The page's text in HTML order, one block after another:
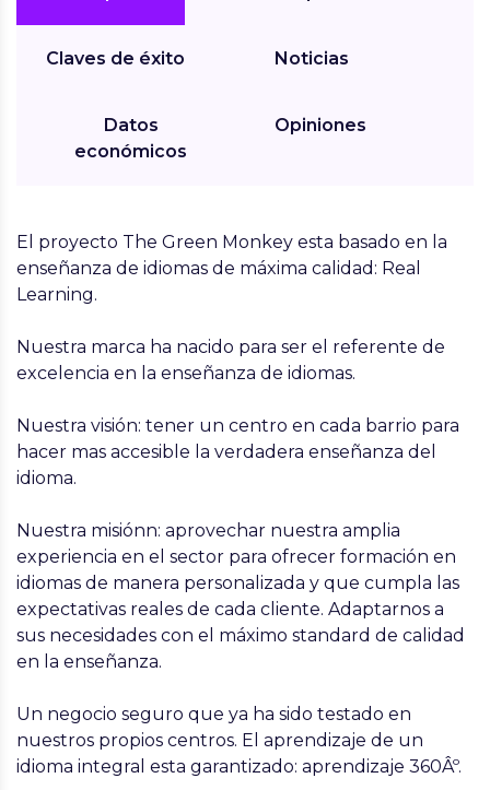
Claves de éxito
Datos
económicos
Noticias
Opiniones
El proyecto The Green Monkey esta basado en la
enseñanza de idiomas de máxima calidad: Real
Learning.
Nuestra marca ha nacido para ser el referente de
excelencia en la enseñanza de idiomas.
Nuestra visión: tener un centro en cada barrio para
hacer mas accesible la verdadera enseñanza del
idioma.
Nuestra misiónn: aprovechar nuestra amplia
experiencia en el sector para ofrecer formación en
idiomas de manera personalizada y que cumpla las
expectativas reales de cada cliente. Adaptarnos a
sus necesidades con el máximo standard de calidad
en la enseñanza.
Un negocio seguro que ya ha sido testado en
nuestros propios centros. El aprendizaje de un
idioma integral esta garantizado: aprendizaje 360Âº.